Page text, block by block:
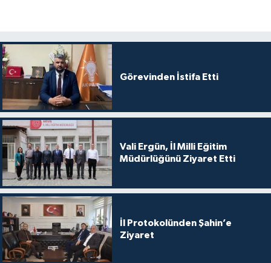
Görevinden İstifa Etti
Vali Ergün, İl Milli Eğitim
Müdürlüğünü Ziyaret Etti
İl Protokolünden Şahin’e
Ziyaret